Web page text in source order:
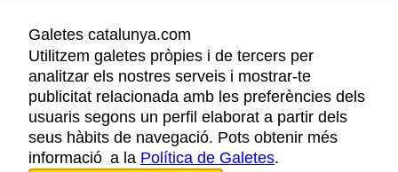
AVÍS LEGAL
POLÍTICA DE PRIVACITAT
COOKIES
ACCESSIBILITAT
Galetes catalunya.com
Utilitzem galetes pròpies i de tercers per
analitzar els nostres serveis i mostrar-te
publicitat relacionada amb les preferències dels
usuaris segons un perfil elaborat a partir dels
seus hàbits de navegació. Pots obtenir més
informació a la Política de Galetes.